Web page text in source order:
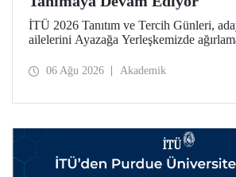
İTÜ 2026 Tanıtım ve Tercih Günleri,
ailelerini Ayazağa Yerleşkemizde
ilgili fakülte ve birimler adaylara bilgi
06 Ağu 2026 Akademik